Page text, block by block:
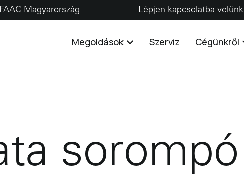
FAAC Magyarország Lépjen kapcsolatba velünk
Megoldások Szerviz Cégünkről
sorompó